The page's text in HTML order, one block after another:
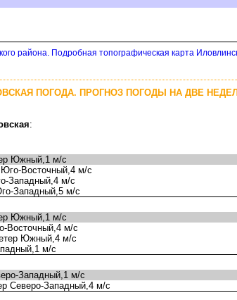
района. Подробная топографическая карта
ПОГОДА. ПРОГНОЗ ПОГОДЫ НА ДВЕ
:
Южный,1 м/с
Восточный,4 м/с
Западный,4 м/с
Западный,5 м/с
Южный,1 м/с
Восточный,4 м/с
Южный,4 м/с
м/с
Западный,1 м/с
Северо-Западный,4 м/с